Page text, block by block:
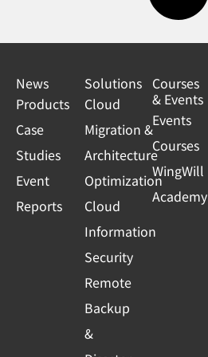
News
Products
Case
Studies
Event
Reports
Solutions
Cloud
Migration &
Architecture
Optimization
Cloud
Information
Security
Remote
Backup
&
Courses
& Events
Events
Courses
WingWill
Academy